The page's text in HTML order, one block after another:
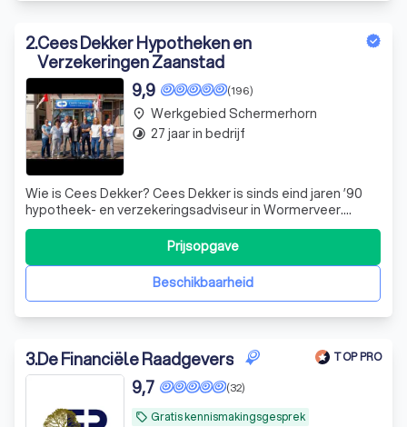
2.Cees Dekker Hypotheken en
Verzekeringen Zaanstad
(196)
9,9
Wie is Cees Dekker? Cees Dekker is sinds eind jaren ’90
hypotheek- en verzekeringsadviseur in Wormerveer.
Inmiddels is het kantoor uitgegroeid tot een bekende
naam in de Zaanstreek en uitgebreid met een vestiging in
Warmenhuizen. Een kantoor waar het advies vaak veel
verder gaat dan producten uit de
Beschikbaarheid
Prijsopgave
place Werkgebied Schermerhorn
timelapse 27 jaar in bedrijf
3.De Financiële Raadgevers TOP PRO
local_offer Gratis kennismakingsgesprek
(32)
9,7